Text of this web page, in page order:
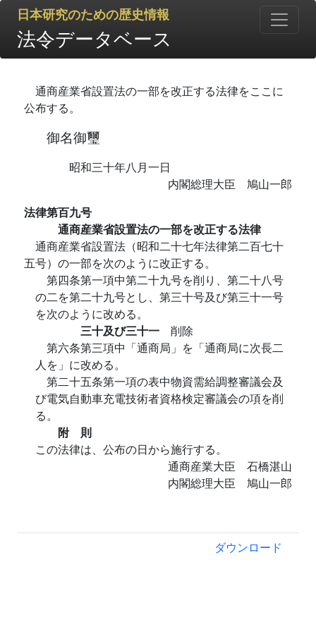
日本研究のための歴史情報
法令データベース
通商産業省設置法の一部を改正する法律をここに
公布する。
御名御璽
昭和三十年八月一日
内閣総理大臣 鳩山一郎
法律第百九号
通商産業省設置法の一部を改正する法律
通商産業省設置法（昭和二十七年法律第二百七十
五号）の一部を次のように改正する。
第四条第一項中第二十九号を削り、第二十八号
の二を第二十九号とし、第三十号及び第三十一号
を次のように改める。
三十及び三十一 削除
第六条第三項中「通商局」を「通商局に次長二
人を」に改める。
第二十五条第一項の表中物資需給調整審議会及
び電気自動車充電技術者資格検定審議会の項を削
る。
附 則
この法律は、公布の日から施行する。
通商産業大臣 石橋湛山
内閣総理大臣 鳩山一郎
ダウンロード